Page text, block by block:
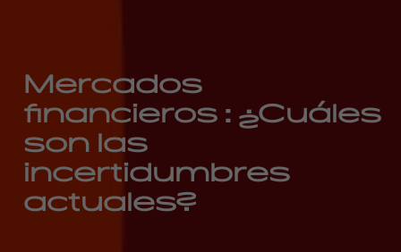
Mercados
financieros : ¿Cuáles
son las
incertidumbres
actuales?